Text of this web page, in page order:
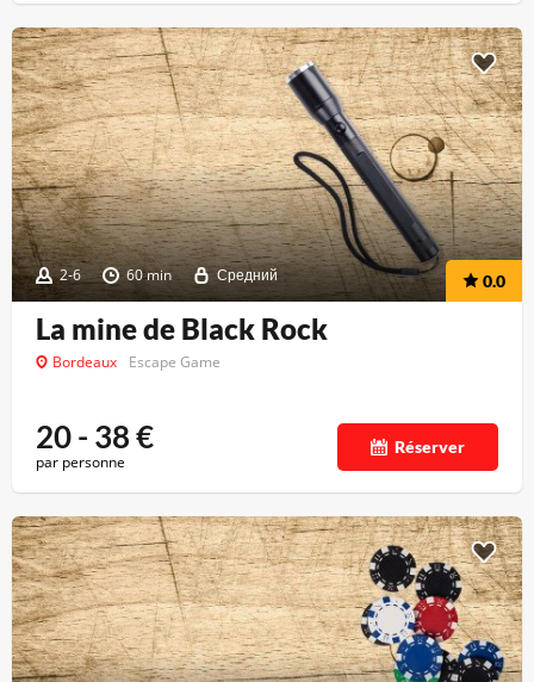
2-6 60 min Средний 0.0
La mine de Black Rock
Bordeaux Escape Game
20 - 38€
par personne
Réserver